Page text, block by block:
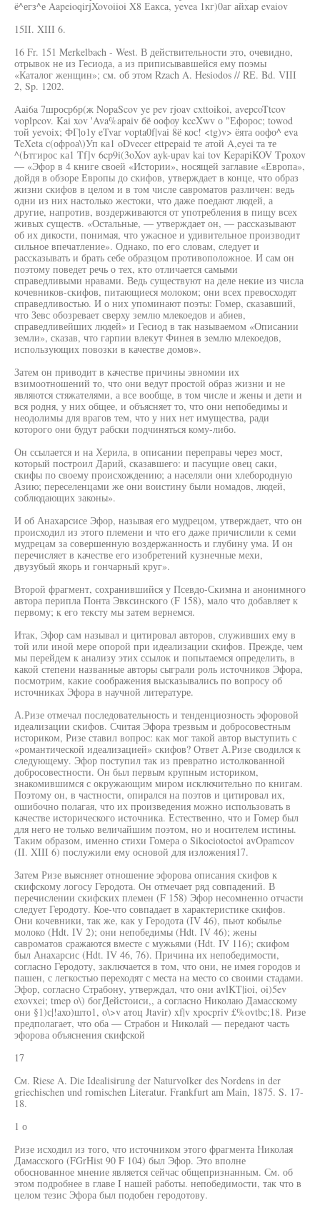
ё^егз^е AapeioqirjXovoiioi X8 Еакса, yevea 1кг)0аг айхар evaiov
15II. XIII 6.
16 Fr. 151 Merkelbach - West. В действительности это, очевидно,
отрывок не из Гесиода, а из приписывавшейся ему поэмы
«Каталог женщин»; см. об этом Rzach A. Hesiodos // RE. Bd. VIII
2, Sp. 1202.
Aai6a 7шроср6р(ж NopaScov ye pev rjoav cxttoikoi, avepcoTtcov
voplpcov. Kai xov 'Ava%apaiv бё оофоу kccXwv о "Ефорос; towod
той yevoix; ФГ|о1у eTvar vopta0f|vai 8ё кос! <tg)v> ёята оофо^ eva
TeXeta с(офроа\)Уп ка1 oDvecer ettpepaid те атой A,eyei та те
^(Ьтгирос ка1 Tf]v 6cp9i(3oXov ayk-upav kai tov KepapiKOV Tpoxov
— «Эфор в 4 книге своей «Истории», носящей заглавие «Европа»,
дойдя в обзоре Европы до скифов, утверждает в конце, что образ
жизни скифов в целом и в том числе савроматов различен: ведь
одни из них настолько жестоки, что даже поедают людей, а
другие, напротив, воздерживаются от употребления в пищу всех
живых существ. «Остальные, — утверждает он, — рассказывают
об их дикости, понимая, что ужасное и удивительное производит
сильное впечатление». Однако, по его словам, следует и
рассказывать и брать себе образцом противоположное. И сам он
поэтому поведет речь о тех, кто отличается самыми
справедливыми нравами. Ведь существуют на деле некие из числа
кочевников-скифов, питающиеся молоком; они всех превосходят
справедливостью. И о них упоминают поэты: Гомер, сказавший,
что Зевс обозревает сверху землю млекоедов и абиев,
справедливейших людей» и Гесиод в так называемом «Описании
земли», сказав, что гарпии влекут Финея в землю млекоедов,
использующих повозки в качестве домов».
Затем он приводит в качестве причины эвномии их
взимоотношений то, что они ведут простой образ жизни и не
являются стяжателями, а все вообще, в том числе и жены и дети и
вся родня, у них общее, и объясняет то, что они непобедимы и
неодолимы для врагов тем, что у них нет имущества, ради
которого они будут рабски подчиняться кому-либо.
Он ссылается и на Херила, в описании переправы через мост,
который построил Дарий, сказавшего: и пасущие овец саки,
скифы по своему происхождению; а населяли они хлебородную
Азию; переселенцами же они воистину были номадов, людей,
соблюдающих законы».
И об Анахарсисе Эфор, называя его мудрецом, утверждает, что он
происходил из этого племени и что его даже причислили к семи
мудрецам за совершенную воздержанность и глубину ума. И он
перечисляет в качестве его изобретений кузнечные мехи,
двузубый якорь и гончарный круг».
Второй фрагмент, сохранившийся у Псевдо-Скимна и анонимного
автора перипла Понта Эвксинского (F 158), мало что добавляет к
первому; к его тексту мы затем вернемся.
Итак, Эфор сам называл и цитировал авторов, служивших ему в
той или иной мере опорой при идеализации скифов. Прежде, чем
мы перейдем к анализу этих ссылок и попытаемся определить, в
какой степени названные авторы сыграли роль источников Эфора,
посмотрим, какие соображения высказывались по вопросу об
источниках Эфора в научной литературе.
А.Ризе отмечал последовательность и тенденциозность эфоровой
идеализации скифов. Считая Эфора трезвым и добросовестным
историком, Ризе ставил вопрос: как мог такой автор выступить с
«романтической идеализацией» скифов? Ответ А.Ризе сводился к
следующему. Эфор поступил так из превратно истолкованной
добросовестности. Он был первым крупным историком,
знакомившимся с окружающим миром исключительно по книгам.
Поэтому он, в частности, опирался на поэтов и цитировал их,
ошибочно полагая, что их произведения можно использовать в
качестве исторического источника. Естественно, что и Гомер был
для него не только величайшим поэтом, но и носителем истины.
Таким образом, именно стихи Гомера о Sikociotoctoi avOpamcov
(II. XIII 6) послужили ему основой для изложения17.
Затем Ризе выясняет отношение эфорова описания скифов к
скифскому логосу Геродота. Он отмечает ряд совпадений. В
перечислении скифских племен (F 158) Эфор несомненно отчасти
следует Геродоту. Кое-что совпадает в характеристике скифов.
Они кочевники, так же, как у Геродота (IV 46), пьют кобылье
молоко (Hdt. IV 2); они непобедимы (Hdt. IV 46); жены
савроматов сражаются вместе с мужьями (Hdt. IV 116); скифом
был Анахарсис (Hdt. IV 46, 76). Причина их непобедимости,
согласно Геродоту, заключается в том, что они, не имея городов и
пашен, с легкостью переходят с места на место со своими стадами.
Эфор, согласно Страбону, утверждал, что они avlKT|ioi, oi)5ev
exovxei; tmep o\) богДейстоиси,, а согласно Николаю Дамасскому
они §1)с|!ахо)што1, o\>v атоц Jtavir) xf|v xpocpriv £%ovtbc;18. Ризе
предполагает, что оба — Страбон и Николай — передают часть
эфорова объяснения скифской
17
См. Riese A. Die Idealisirung der Naturvolker des Nordens in der
griechischen und romischen Literatur. Frankfurt am Main, 1875. S. 17-
18.
1 о
Ризе исходил из того, что источником этого фрагмента Николая
Дамасского (FGrHist 90 F 104) был Эфор. Это вполне
обоснованное мнение является сейчас общепризнанным. См. об
этом подробнее в главе I нашей работы. непобедимости, так что в
целом тезис Эфора был подобен геродотову.